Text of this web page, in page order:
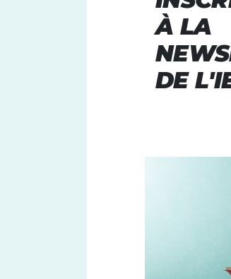
À LA
DE